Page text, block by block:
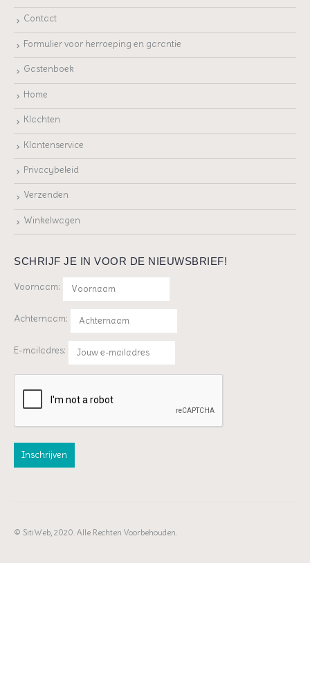
Contact
Formulier voor herroeping en garantie
Gastenboek
Home
Klachten
Klantenservice
Privacybeleid
Verzenden
Winkelwagen
SCHRIJF JE IN VOOR DE NIEUWSBRIEF!
Voornaam:
Achternaam:
E-mailadres:
© SitiWeb, 2020. Alle Rechten Voorbehouden.